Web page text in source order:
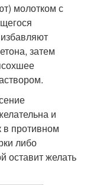
молотком с
затем
и
в противном
либо
оставит желать